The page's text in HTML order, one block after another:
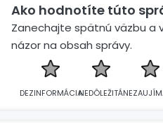
Ako hodnotíte túto
Zanechajte spätnú väzbu a
názor na obsah správy.
DEZINFORMÁCIANEDÔLEŽITÁ